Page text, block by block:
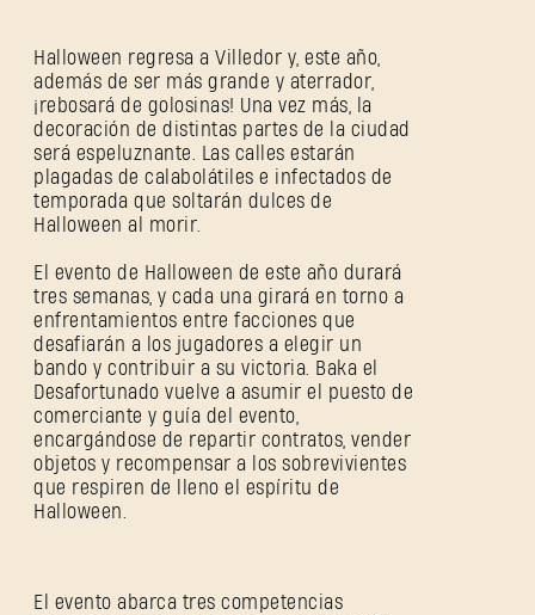
Halloween regresa a Villedor y, este año,
además de ser más grande y aterrador,
¡rebosará de golosinas! Una vez más, la
decoración de distintas partes de la ciudad
será espeluznante. Las calles estarán
plagadas de calabolátiles e infectados de
temporada que soltarán dulces de
Halloween al morir.
El evento de Halloween de este año durará
tres semanas, y cada una girará en torno a
enfrentamientos entre facciones que
desafiarán a los jugadores a elegir un
bando y contribuir a su victoria. Baka el
Desafortunado vuelve a asumir el puesto de
comerciante y guía del evento,
encargándose de repartir contratos, vender
objetos y recompensar a los sobrevivientes
que respiren de lleno el espíritu de
Halloween.
El evento abarca tres competencias